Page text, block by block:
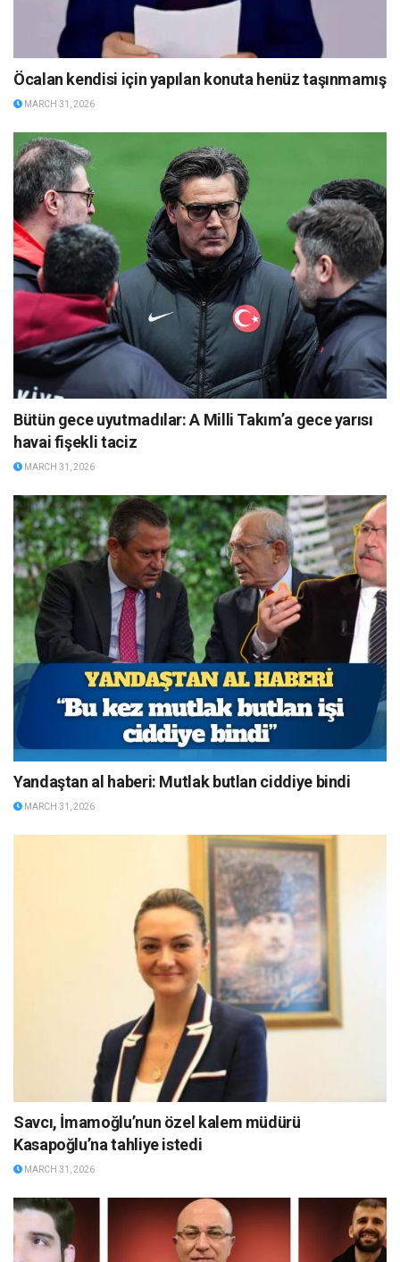
Öcalan kendisi için yapılan konuta henüz taşınmamış
MARCH 31, 2026
Bütün gece uyutmadılar: A Milli Takım’a gece yarısı
havai fişekli taciz
MARCH 31, 2026
Yandaştan al haberi: Mutlak butlan ciddiye bindi
MARCH 31, 2026
Savcı, İmamoğlu’nun özel kalem müdürü
Kasapoğlu’na tahliye istedi
MARCH 31, 2026